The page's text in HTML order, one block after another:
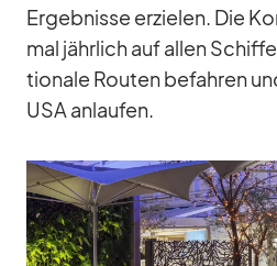
Er­geb­nisse er­zie­len. Die
mal jähr­lich auf al­len
tio­nale Rou­ten be­fah­ren
USA an­lau­fen.